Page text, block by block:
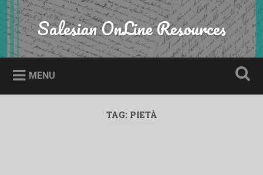
Skip
to
content
Search Salesian OnLine Resources
MENU
TAG: PIETÀ